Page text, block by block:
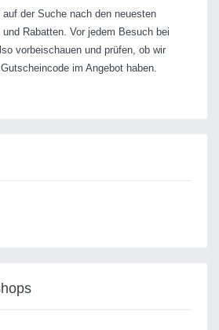
der Suche nach den neuesten
Rabatten. Vor jedem Besuch bei
vorbeischauen und prüfen, ob wir
im Angebot haben.